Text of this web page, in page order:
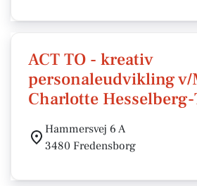
ACT TO - kreativ
personaleudvikling v/
Charlotte
Hammersvej 6 A
3480 Fredensborg